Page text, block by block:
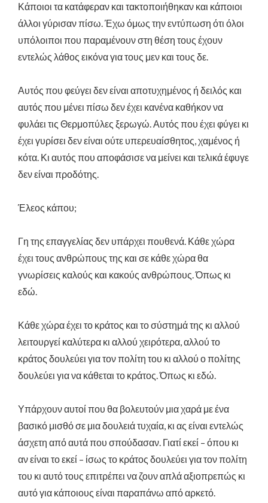
Κάποιοι τα κατάφεραν και τακτοποιήθηκαν και κάποιοι
άλλοι γύρισαν πίσω. Έχω όμως την εντύπωση ότι όλοι
υπόλοιποι που παραμένουν στη θέση τους έχουν
εντελώς λάθος εικόνα για τους μεν και τους δε.
Αυτός που φεύγει δεν είναι αποτυχημένος ή δειλός και
αυτός που μένει πίσω δεν έχει κανένα καθήκον να
φυλάει τις Θερμοπύλες ξερωγώ. Αυτός που έχει φύγει κι
έχει γυρίσει δεν είναι ούτε υπερευαίσθητος, χαμένος ή
κότα. Κι αυτός που αποφάσισε να μείνει και τελικά έφυγε
δεν είναι προδότης.
Έλεος κάπου;
Γη της επαγγελίας δεν υπάρχει πουθενά. Κάθε χώρα
έχει τους ανθρώπους της και σε κάθε χώρα θα
γνωρίσεις καλούς και κακούς ανθρώπους. Όπως κι
εδώ.
Κάθε χώρα έχει το κράτος και το σύστημά της κι αλλού
λειτουργεί καλύτερα κι αλλού χειρότερα, αλλού το
κράτος δουλεύει για τον πολίτη του κι αλλού ο πολίτης
δουλεύει για να κάθεται το κράτος. Όπως κι εδώ.
Υπάρχουν αυτοί που θα βολευτούν μια χαρά με ένα
βασικό μισθό σε μια δουλειά τυχαία, κι ας είναι εντελώς
άσχετη από αυτά που σπούδασαν. Γιατί εκεί – όπου κι
αν είναι το εκεί – ίσως το κράτος δουλεύει για τον πολίτη
του κι αυτό τους επιτρέπει να ζουν απλά αξιοπρεπώς κι
αυτό για κάποιους είναι παραπάνω από αρκετό.